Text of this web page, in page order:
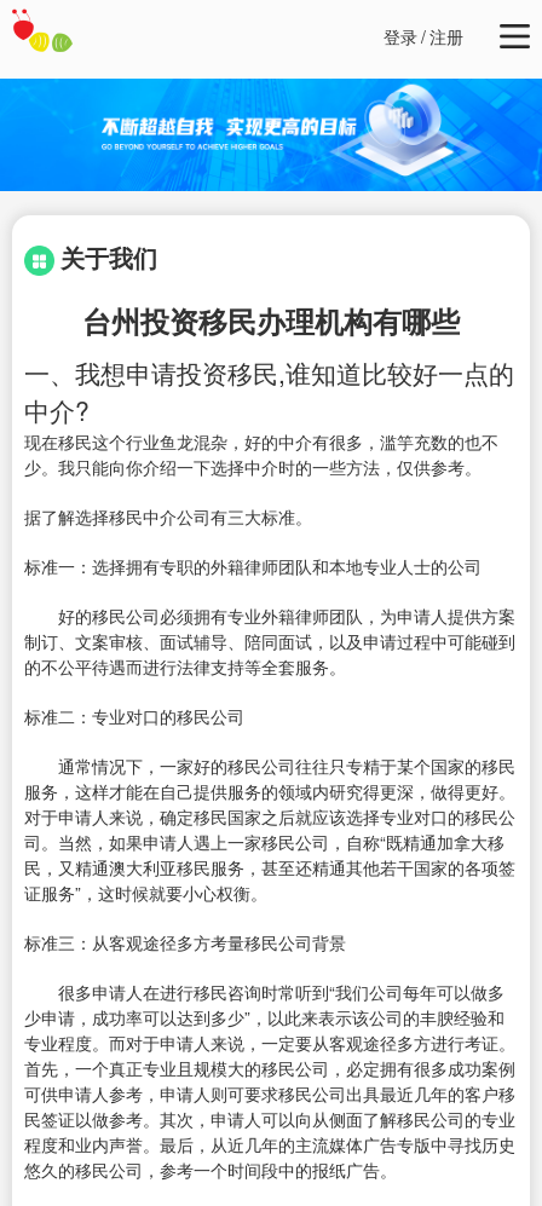
登录/注册
关于我们
台州投资移民办理机构有哪些
一、我想申请投资移民,谁知道比较好一点的
中介?
现在移民这个行业鱼龙混杂，好的中介有很多，滥竽充数的也不
少。我只能向你介绍一下选择中介时的一些方法，仅供参考。
据了解选择移民中介公司有三大标准。
标准一：选择拥有专职的外籍律师团队和本地专业人士的公司
好的移民公司必须拥有专业外籍律师团队，为申请人提供方案
制订、文案审核、面试辅导、陪同面试，以及申请过程中可能碰到
的不公平待遇而进行法律支持等全套服务。
标准二：专业对口的移民公司
通常情况下，一家好的移民公司往往只专精于某个国家的移民
服务，这样才能在自己提供服务的领域内研究得更深，做得更好。
对于申请人来说，确定移民国家之后就应该选择专业对口的移民公
司。当然，如果申请人遇上一家移民公司，自称“既精通加拿大移
民，又精通澳大利亚移民服务，甚至还精通其他若干国家的各项签
证服务”，这时候就要小心权衡。
标准三：从客观途径多方考量移民公司背景
很多申请人在进行移民咨询时常听到“我们公司每年可以做多
少申请，成功率可以达到多少”，以此来表示该公司的丰腴经验和
专业程度。而对于申请人来说，一定要从客观途径多方进行考证。
首先，一个真正专业且规模大的移民公司，必定拥有很多成功案例
可供申请人参考，申请人则可要求移民公司出具最近几年的客户移
民签证以做参考。其次，申请人可以向从侧面了解移民公司的专业
程度和业内声誉。最后，从近几年的主流媒体广告专版中寻找历史
悠久的移民公司，参考一个时间段中的报纸广告。